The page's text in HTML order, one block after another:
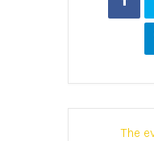
The